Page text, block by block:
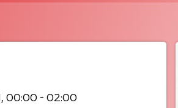
00:00 - 02:00